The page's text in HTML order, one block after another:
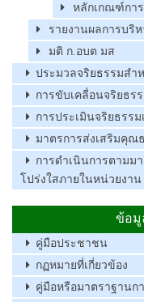
หลักเกณฑ์กา
รายงานผลการบริ
มติ ก.อบต มส
ประมวลจริยธรรมสำ
การขับเคลื่อนจริยธร
การประเมินจริยธรร
มาตรการส่งเสริมคุณ
การดำเนินการตามม
โปร่งใสภายในหน่วยงาน
ข้อมู
คู่มือประชาชน
กฏหมายที่เกี่ยวข้อง
คู่มือหรือมาตราฐานก